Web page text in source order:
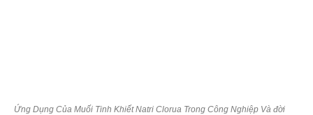
Ứng Dụng Của Muối Tinh Khiết Natri Clorua Trong Công Nghiệp Và đời